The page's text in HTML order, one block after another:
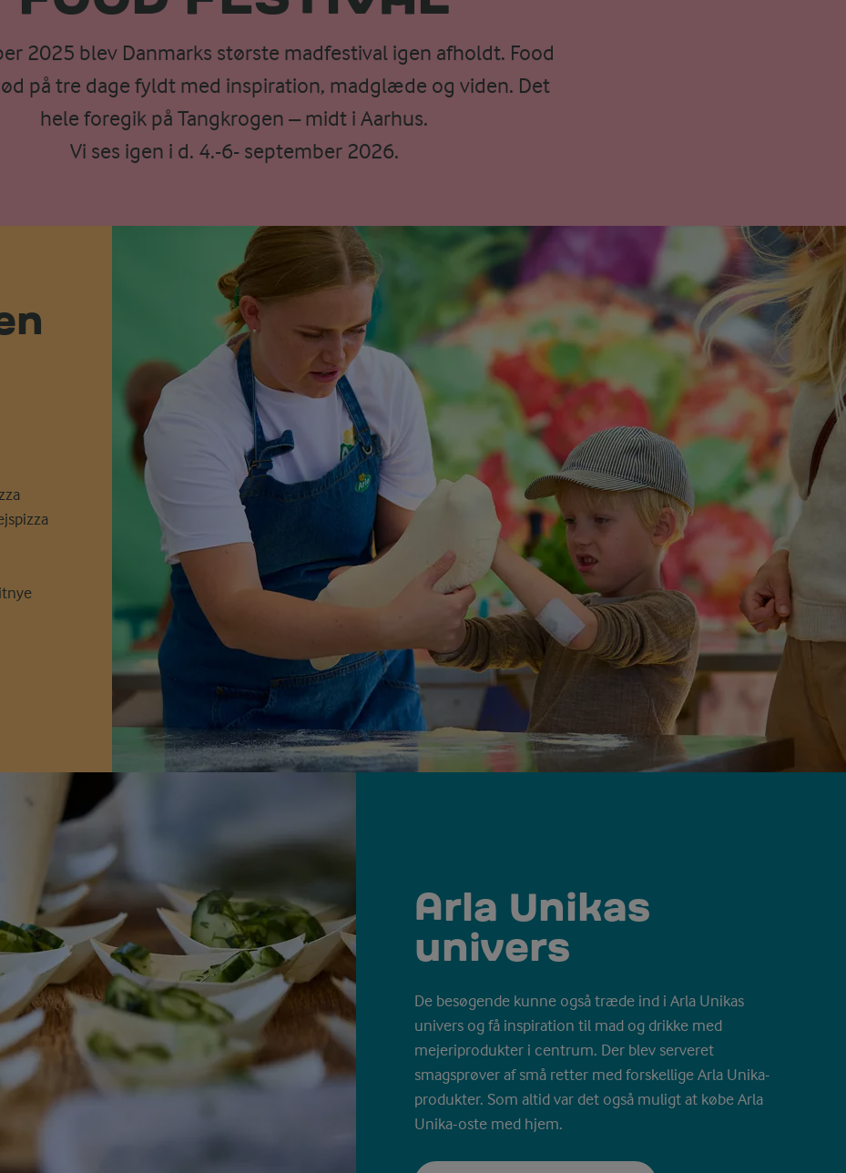
2025 blev Danmarks største madfestival igen afholdt. Food
på tre dage fyldt med inspiration, madglæde og viden. Det
hele foregik på Tangkrogen – midt i Aarhus.
Vi ses igen i d. 4.-6- september 2026.
Arla Unikas
univers
De besøgende kunne også træde ind i Arla Unikas
univers og få inspiration til mad og drikke med
mejeriprodukter i centrum. Der blev serveret
smagsprøver af små retter med forskellige Arla Unika-
produkter. Som altid var det også muligt at købe Arla
Unika-oste med hjem.